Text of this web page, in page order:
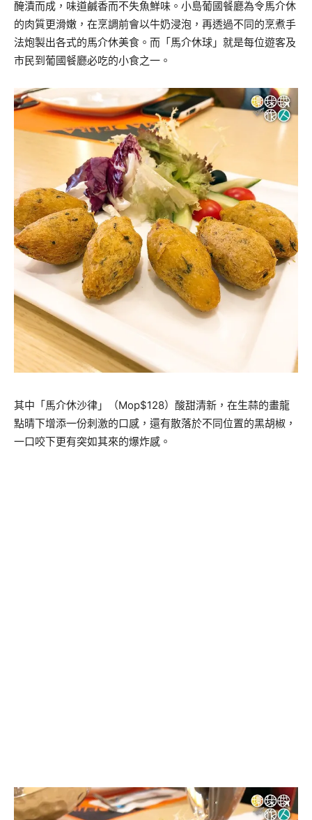
醃漬而成，味道鹹香而不失魚鮮味。小島葡國餐廳為令馬介休
的肉質更滑嫩，在烹調前會以牛奶浸泡，再透過不同的烹煮手
法炮製出各式的馬介休美食。而「馬介休球」就是每位遊客及
市民到葡國餐廳必吃的小食之一。
其中「馬介休沙律」（Mop$128）酸甜清新，在生蒜的畫龍
點晴下增添一份刺激的口感，還有散落於不同位置的黑胡椒，
一口咬下更有突如其來的爆炸感。